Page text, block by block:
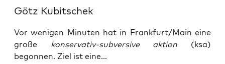
Götz Kubitschek
Vor wenigen Minuten hat in Frankfurt/Main eine
große konservativ-subversive aktion (ksa)
begonnen. Ziel ist eine...